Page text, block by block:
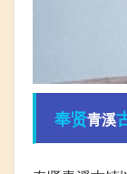
奉贤青溪